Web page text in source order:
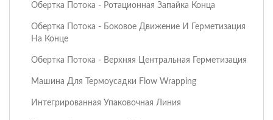
Обертка Потока - Ротационная Запайка Конца
Обертка Потока - Боковое Движение И Герметизация
На Конце
Обертка Потока - Верхняя Центральная Герметизация
Машина Для Термоусадки Flow Wrapping
Интегрированная Упаковочная Линия